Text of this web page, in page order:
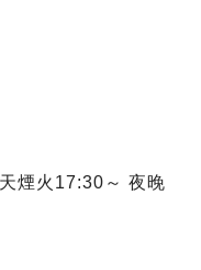
煙火17:30～ 夜晚